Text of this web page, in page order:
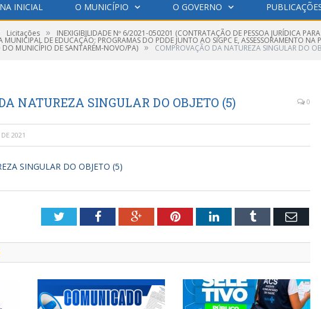
INICIAL O MUNICÍPIO O GOVERNO
Licitações » INEXIGIBILIDADE Nº 6/2021-050201 (CONTRATAÇÃO DE PESSOA JURÍDICA
MUNICIPAL DE EDUCAÇÃO: PROGRAMAS DO PDDE JUNTO AO SIGPC E, ASSESSORAMENTO NA
MUNICÍPIO DE SANTARÉM-NOVO/PA) » COMPROVAÇÃO DA NATUREZA SINGULAR DO
NATUREZA SINGULAR DO OBJETO (5) 0
2021
SINGULAR DO OBJETO (5)
TwitterFacebookGoogle+PinterestLinkedInTumblr Email